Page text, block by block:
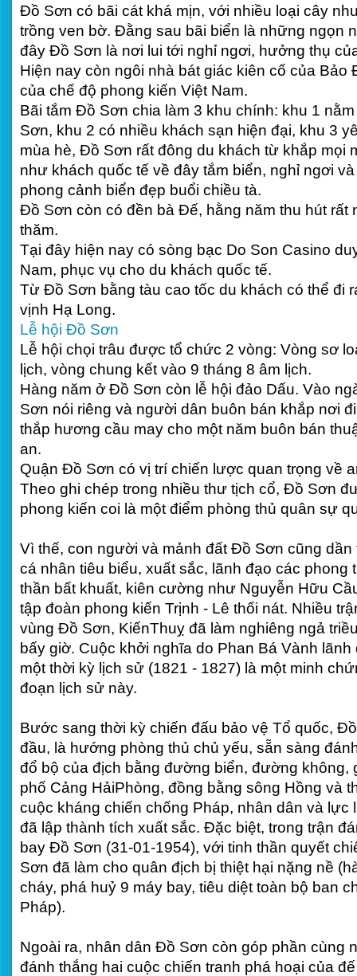
Đồ Sơn có bãi cát khá mịn, với nhiều loại cây
trồng ven bờ. Đằng sau bãi biển là những ngọn
đây Đồ Sơn là nơi lui tới nghỉ ngơi, hưởng thụ
Hiện nay còn ngôi nhà bát giác kiên cố của Bảo
của chế độ phong kiến Việt Nam.
Bãi tắm Đồ Sơn chia làm 3 khu chính: khu 1
Sơn, khu 2 có nhiều khách sạn hiện đại, khu 3
mùa hè, Đồ Sơn rất đông du khách từ khắp mọi
như khách quốc tế về đây tắm biển, nghỉ ngơi
phong cảnh biển đẹp buổi chiều tà.
Đồ Sơn còn có đền bà Đế, hằng năm thu hút rất
thăm.
Tại đây hiện nay có sòng bạc Do Son Casino
Nam, phục vụ cho du khách quốc tế.
Từ Đồ Sơn bằng tàu cao tốc du khách có thể đi
vịnh Hạ Long.
Lễ hội Đồ Sơn
Lễ hội chọi trâu được tổ chức 2 vòng: Vòng sơ
lịch, vòng chung kết vào 9 tháng 8 âm lịch.
Hàng năm ở Đồ Sơn còn lễ hội đảo Dấu. Vào
Sơn nói riêng và người dân buôn bán khắp nơi
thắp hương cầu may cho một năm buôn bán
an.
Quận Đồ Sơn có vị trí chiến lược quan trọng về
Theo ghi chép trong nhiều thư tịch cổ, Đồ Sơn
phong kiến coi là một điểm phòng thủ quân sự
Vì thế, con người và mảnh đất Đồ Sơn cũng
cá nhân tiêu biểu, xuất sắc, lãnh đạo các phong
thần bất khuất, kiên cường như Nguyễn Hữu
tập đoàn phong kiến Trịnh - Lê thối nát. Nhiều
vùng Đồ Sơn, KiếnThuỵ đã làm nghiêng ngả
bấy giờ. Cuộc khởi nghĩa do Phan Bá Vành
một thời kỳ lịch sử (1821 - 1827) là một minh
đoạn lịch sử này.
Bước sang thời kỳ chiến đấu bảo vệ Tổ quốc,
đầu, là hướng phòng thủ chủ yếu, sẵn sàng
đổ bộ của địch bằng đường biển, đường không,
phố Cảng HảiPhòng, đồng bằng sông Hồng và
cuộc kháng chiến chống Pháp, nhân dân và
đã lập thành tích xuất sắc. Đặc biệt, trong trận
bay Đồ Sơn (31-01-1954), với tinh thần quyết
Sơn đã làm cho quân địch bị thiệt hại nặng nề
cháy, phá huỷ 9 máy bay, tiêu diệt toàn bộ ban
Pháp).
Ngoài ra, nhân dân Đồ Sơn còn góp phần cùng
đánh thắng hai cuộc chiến tranh phá hoại của